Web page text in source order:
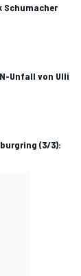
Schumacher
Unfall von Ulli
(3/3):